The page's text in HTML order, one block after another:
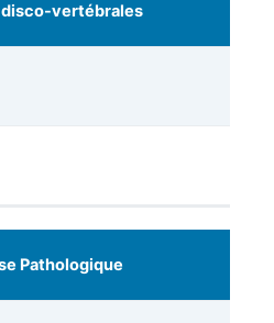
vertébrales
Pathologique